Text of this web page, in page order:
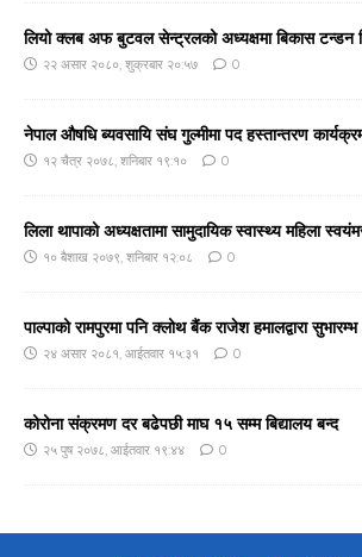
लियो क्लब अफ बुटवल सेन्ट्रलको अध्यक्षमा बिकास टन्डन
२२ असार २०८०, शुक्रबार २०:५७ 0
नेपाल औषधि ब्यवसायि संघ गुल्मीमा पद हस्तान्तरण
१२ चैत्र २०७८, शनिबार १९:१० 0
लिला थापाको अध्यक्षतामा सामुदायिक स्वास्थ्य महिला
१० बैशाख २०७९, शनिबार १२:०८ 0
पाल्पाको रामपुरमा पनि क्लोथ बैंक राजेश हमालद्वारा
२४ असार २०८१, आईतवार १५:३१ 0
कोरोना संक्रमण दर बढेपछी माघ १५ सम्म बिद्यालय बन्द
२५ पुष २०७८, आईतवार १९:४४ 0